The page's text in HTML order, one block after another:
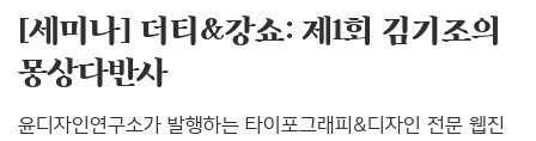
[세미나] 더티&강쇼: 제1회 김기조의
몽상다반사
윤디자인연구소가 발행하는 타이포그래피&디자인 전문 웹진